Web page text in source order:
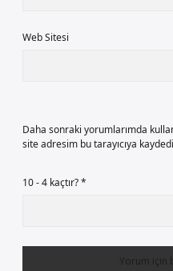
Web Sitesi
Daha sonraki yorumlarımda
site adresim bu tarayıcıya
10 - 4 kaçtır?*